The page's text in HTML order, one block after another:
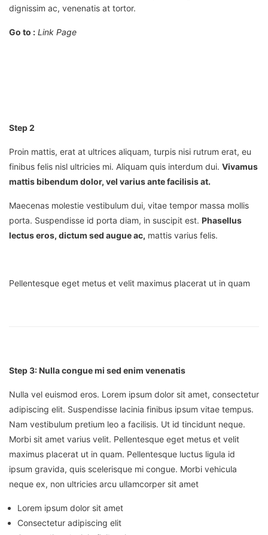
dignissim ac, venenatis at tortor.
Go to : Link Page
Step 2
Proin mattis, erat at ultrices aliquam, turpis nisi rutrum erat, eu
finibus felis nisl ultricies mi. Aliquam quis interdum dui. Vivamus
mattis bibendum dolor, vel varius ante facilisis at.
Maecenas molestie vestibulum dui, vitae tempor massa mollis
porta. Suspendisse id porta diam, in suscipit est. Phasellus
lectus eros, dictum sed augue ac, mattis varius felis.
Pellentesque eget metus et velit maximus placerat ut in quam
Step 3: Nulla congue mi sed enim venenatis
Nulla vel euismod eros. Lorem ipsum dolor sit amet, consectetur
adipiscing elit. Suspendisse lacinia finibus ipsum vitae tempus.
Nam vestibulum pretium leo a facilisis. Ut id tincidunt neque.
Morbi sit amet varius velit. Pellentesque eget metus et velit
maximus placerat ut in quam. Pellentesque luctus ligula id
ipsum gravida, quis scelerisque mi congue. Morbi vehicula
neque ex, non ultricies arcu ullamcorper sit amet
Lorem ipsum dolor sit amet
Consectetur adipiscing elit